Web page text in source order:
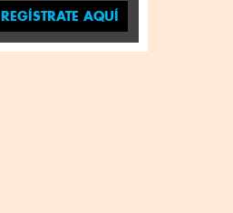
REGÍSTRATE AQUÍ